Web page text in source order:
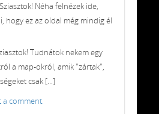
Néha felnézek ide,
hogy ez az oldal még mindig él
Tudnátok nekem egy
a map-okról, amik "zártak",
csak [...]
a comment.